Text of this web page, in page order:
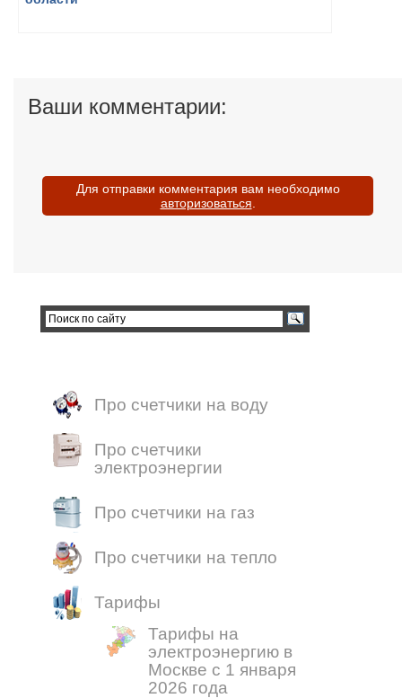
Ваши комментарии:
Для отправки комментария вам необходимо
авторизоваться
Про счетчики на воду
Про счетчики
электроэнергии
Про счетчики на газ
Про счетчики на тепло
Тарифы
Тарифы на
электроэнергию в
Москве с 1 января
2026 года